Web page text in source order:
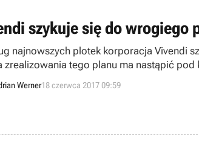
szykuje się do wrogiego
najnowszych plotek korporacja Vivendi
zrealizowania tego planu ma nastąpić pod
Werner18 czerwca 2017 09:59